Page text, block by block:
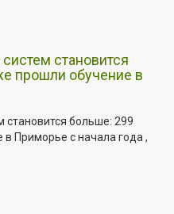
становится
прошли обучение в
становится больше: 299
Приморье с начала года ,